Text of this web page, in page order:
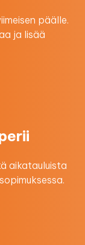
päälle.
​ja lisää
aikatauluista